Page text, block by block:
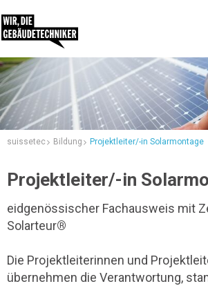
suissetec Bildung Projektleiter/-in Solarmontage
Projektleiter/-in
eidgenössischer Fachausweis mit
Solarteur®
Die Projektleiterinnen und
übernehmen die Verantwortung,